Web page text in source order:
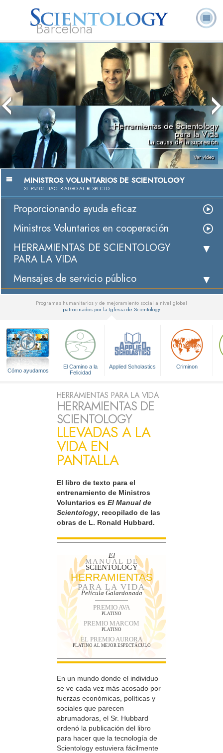
Barcelona
L. Ronald
Hubbard
¿Qué es
Scientology?
Voluntarios
frecuentes
Herramientas de Scientology
para la Vida
La causa de la supresión
Ver vídeo
MINISTROS VOLUNTARIOS DE SCIENTOLOGY
SE PUEDEHACER ALGO AL RESPECTO
Proporcionando ayuda eficaz
Ministros Voluntarios en cooperación
HERRAMIENTAS DE SCIENTOLOGY
PARA LA VIDA
Mensajes de servicio público
Programas humanitarios y de mejoramiento social a nivel global
patrocinados por la Iglesia de Scientology
Cómo ayudamos
El Camino a la
Felicidad
Applied Scholastics Criminon
HERRAMIENTAS PARA LA VIDA
HERRAMIENTAS DE
SCIENTOLOGY
LLEVADAS A LA
VIDA EN
PANTALLA
El libro de texto para el
entrenamiento de Ministros
Voluntarios es El Manual de
Scientology, recopilado de las
obras de L. Ronald Hubbard.
El
MANUAL DE
SCIENTOLOGY
HERRAMIENTAS
PARA LA VIDA
Película Galardonada
PREMIO AVA
PLATINO
PREMIO MARCOM
PLATINO
EL PREMIO AURORA
PLATINO AL MEJOR ESPECTÁCULO
En un mundo donde el individuo
se ve cada vez más acosado por
fuerzas económicas, políticas y
sociales que parecen
abrumadoras, el Sr. Hubbard
ordenó la publicación del libro
para hacer que la tecnología de
Scientology estuviera fácilmente